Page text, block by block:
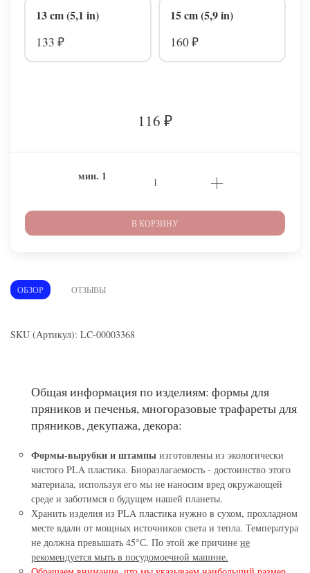
13 cm (5,1 in)
133 ₽
15 cm (5,9 in)
160 ₽
116 ₽
мин. 1
В КОРЗИНУ
ОБЗОР ОТЗЫВЫ
SKU (Артикул): LC-00003368
Общая информация по изделиям: формы для
пряников и печенья, многоразовые трафареты для
пряников, декупажа, декора:
Формы-вырубки и штампы изготовлены из экологически
чистого PLA пластика. Биоразлагаемость - достоинство этого
материала, используя его мы не наносим вред окружающей
среде и заботимся о будущем нашей планеты.
Хранить изделия из PLA пластика нужно в сухом, прохладном
месте вдали от мощных источников света и тепла. Температура
не должна превышать 45°С. По этой же причине не
рекомендуется мыть в посудомоечной машине.